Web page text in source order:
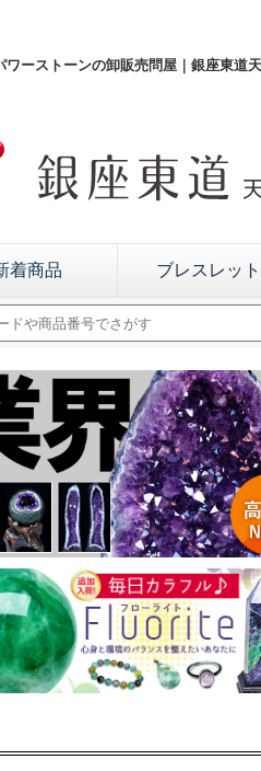
ワーストーンの卸販売問屋｜銀座東道
着商品 ブレスレット